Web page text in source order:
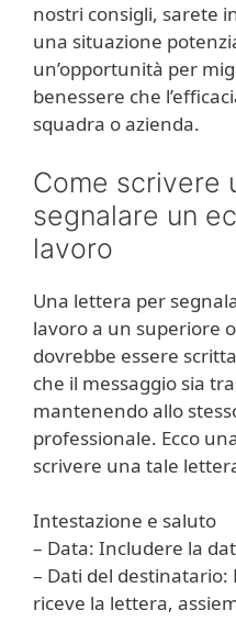
nostri consigli, sarete
una situazione
un’opportunità per
benessere che
squadra o azienda.
Come scrivere
segnalare un
lavoro
Una lettera per
lavoro a un superiore
dovrebbe essere
che il messaggio sia
mantenendo allo
professionale. Ecco
scrivere una tale
Intestazione e saluto
– Data: Includere la
– Dati del destinatario:
riceve la lettera,